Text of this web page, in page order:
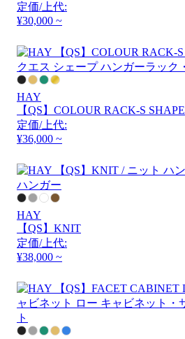
定価/上代:
¥30,000 ~
HAY
【QS】COLOUR RACK-S SHAPE
定価/上代:
¥36,000 ~
HAY
【QS】KNIT
定価/上代:
¥38,000 ~